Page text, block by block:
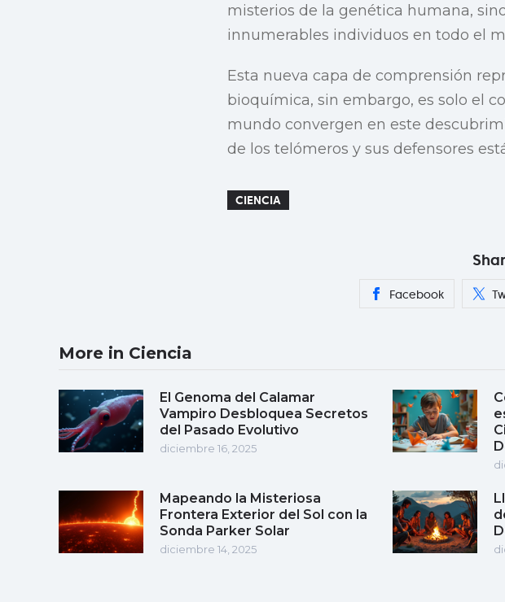
misterios de la genética humana,
innumerables individuos en todo el
Esta nueva capa de comprensión
bioquímica, sin embargo, es solo el
mundo convergen en este
de los telómeros y sus defensores
CIENCIA
Facebook
More in Ciencia
El Genoma del Calamar
Vampiro Desbloquea Secretos
del Pasado Evolutivo
diciembre 16, 2025
Mapeando la Misteriosa
Frontera Exterior del Sol con la
Sonda Parker Solar
diciembre 14, 2025